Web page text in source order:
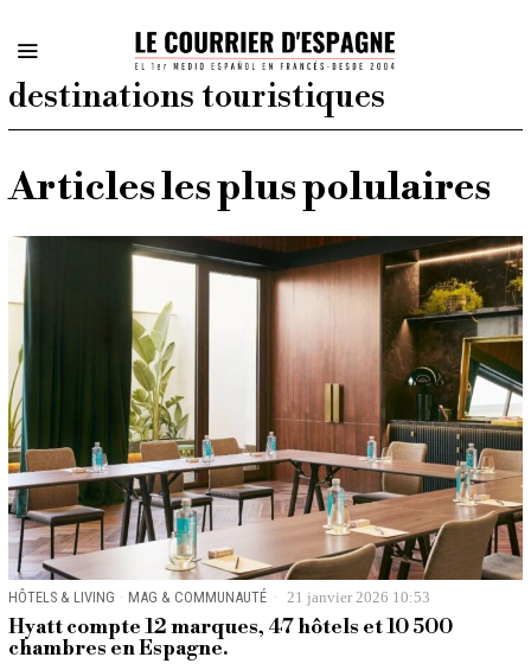
destinations touristiques
Articles les plus polulaires
HÔTELS & LIVING · MAG & COMMUNAUTÉ 21 janvier 2026 10:53
Hyatt compte 12 marques, 47 hôtels et 10 500
chambres en Espagne.